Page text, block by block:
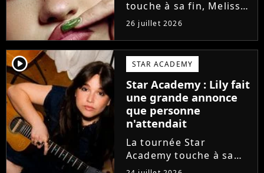
touche à sa fin, Melissa
se confie en interview
sur Volum sur la
création de son EP tout
va bien (j'crois), son
envie de gommer
l'étiquette Star
Academy, le jeu...
26 juillet 2026
player2 STAR ACADEMY
Star Academy : Lily fait
une grande annonce
que personne
n'attendait
La tournée Star
Academy touche à sa
fin. Et bonne nouvelle :